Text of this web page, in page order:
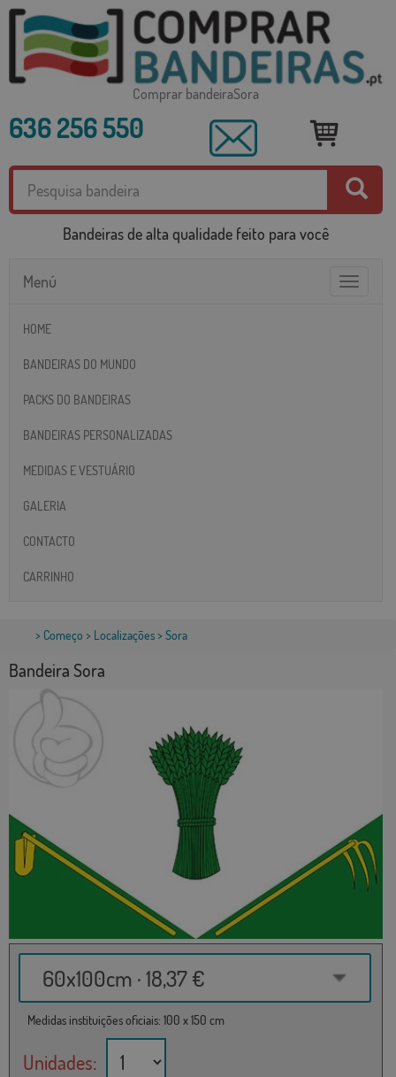
Comprar bandeiraSora
636 256 550
Bandeiras de alta qualidade feito para você
Toggle
Menú
HOME
BANDEIRAS DO MUNDO
PACKS DO BANDEIRAS
BANDEIRAS PERSONALIZADAS
MEDIDAS E VESTUÁRIO
GALERIA
CONTACTO
CARRINHO
> Começo > Localizações> Sora
Bandeira Sora
60x100cm · 18,37 €
Medidas instituições oficiais: 100 x 150 cm
Unidades: